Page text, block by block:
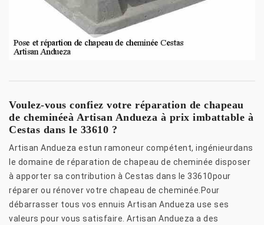
Voulez-vous confiez votre réparation de chapeau
de cheminéeà Artisan Andueza à prix imbattable à
Cestas dans le 33610 ?
Artisan Andueza estun ramoneur compétent, ingénieurdans
le domaine de réparation de chapeau de cheminée disposer
à apporter sa contribution à Cestas dans le 33610pour
réparer ou rénover votre chapeau de cheminée.Pour
débarrasser tous vos ennuis Artisan Andueza use ses
valeurs pour vous satisfaire. Artisan Andueza a des